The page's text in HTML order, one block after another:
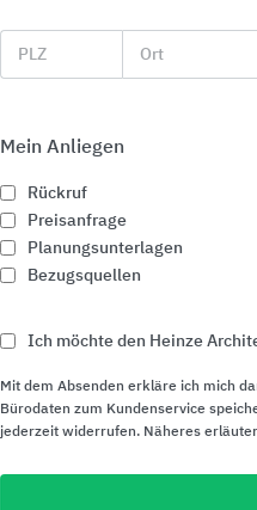
PLZ Ort
Mein Anliegen
Rückruf
Preisanfrage
Planungsunterlagen
Bezugsquellen
Ich möchte den Heinze
Mit dem Absenden erkläre ich mich
Bürodaten zum Kundenservice
jederzeit widerrufen. Näheres